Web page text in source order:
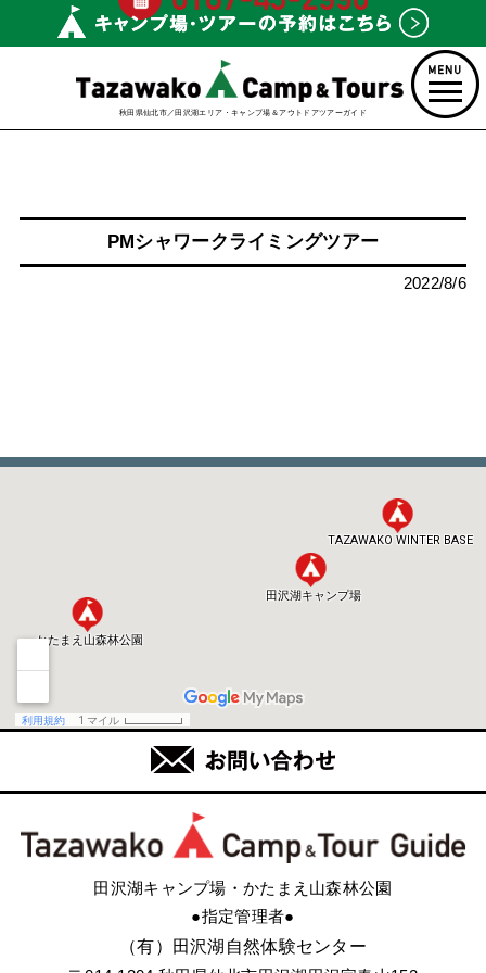
秋田県仙北市／田沢湖エリア・キャンプ場＆アウトドアツアーガイド
PMシャワークライミングツアー
2022/8/6
田沢湖キャンプ場・かたまえ山森林公園
●指定管理者●
（有）田沢湖自然体験センター